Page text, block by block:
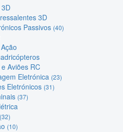
3D
Passivos (40)
Aviões RC
Eletrónica (23)
Eletrónicos (31)
(37)
(32)
(10)